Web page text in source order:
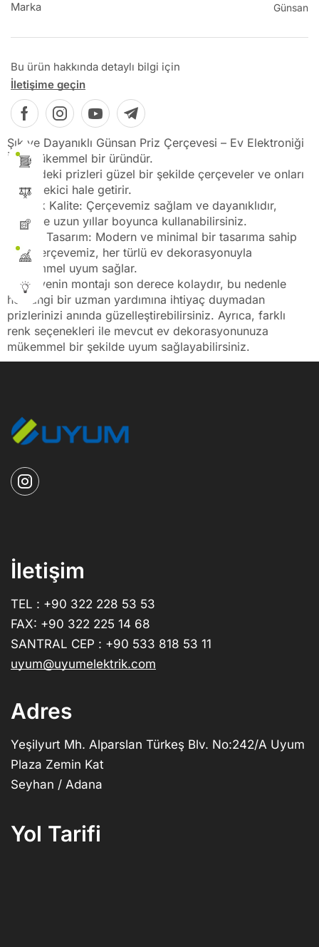
Marka Günsan
Bu ürün hakkında detaylı bilgi için
İletişime geçin
Şık ve Dayanıklı Günsan Priz Çerçevesi – Ev Elektroniği
İçin Mükemmel bir üründür.
Evinizdeki prizleri güzel bir şekilde çerçeveler ve onları
daha çekici hale getirir.
Yüksek Kalite: Çerçevemiz sağlam ve dayanıklıdır,
böylece uzun yıllar boyunca kullanabilirsiniz.
Estetik Tasarım: Modern ve minimal bir tasarıma sahip
olan çerçevemiz, her türlü ev dekorasyonuyla
mükemmel uyum sağlar.
Çerçevenin montajı son derece kolaydır, bu nedenle
herhangi bir uzman yardımına ihtiyaç duymadan
prizlerinizi anında güzelleştirebilirsiniz. Ayrıca, farklı
renk seçenekleri ile mevcut ev dekorasyonunuza
mükemmel bir şekilde uyum sağlayabilirsiniz.
İletişim
TEL : +90 322 228 53 53
FAX: +90 322 225 14 68
SANTRAL CEP : +90 533 818 53 11
uyum@uyumelektrik.com
Adres
Yeşilyurt Mh. Alparslan Türkeş Blv. No:242/A Uyum
Plaza Zemin Kat
Seyhan / Adana
Yol Tarifi